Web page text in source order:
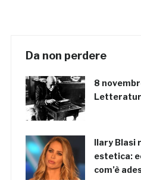
Da non perdere
8
Ilary Blasi
estetica:
com’è